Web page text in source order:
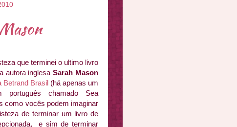
que terminei o ultimo livro
autora inglesaSarah Mason
Betrand Brasil (há apenas um
português chamado Sea
como vocês podem imaginar
de terminar um livro de
e sim de terminar